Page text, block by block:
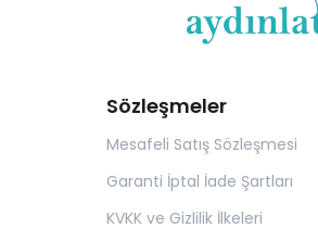
Sözleşmeler
Mesafeli Satış Sözleşmesi
Garanti İptal İade Şartları
KVKK ve Gizlilik İlkeleri